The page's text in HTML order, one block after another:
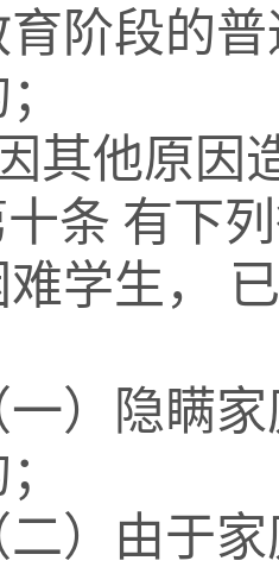
育阶段的
因其他原因
条 有下
学生，
一）隐瞒
二）由于